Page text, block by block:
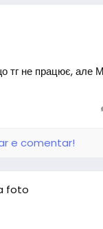
тг не працює, але
e comentar!
foto